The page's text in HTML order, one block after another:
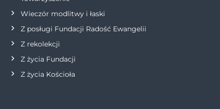
Wieczór modlitwy i łaski
Z posługi Fundacji Radość Ewangelii
Z rekolekcji
Z życia Fundacji
Z życia Kościoła